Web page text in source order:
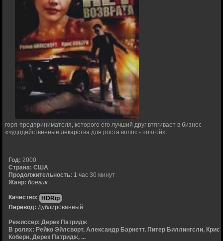
горя-предпринимателя, которого его лучший друг втягивает в бизнес
«чудодейственные лекарства для роста волос - почтой».
Год: 2000
Страна: США
Продолжительность: 1 час 30 минут
Жанр: боевик
Качество: HDRip
Перевод: Дублированный
Режиссер: Дерек Патридж
В ролях: Рейко Эйлсворт, Александр Барнетт, Питер Биллингсли, Крис
Коберн, Дерек Патридж, ...